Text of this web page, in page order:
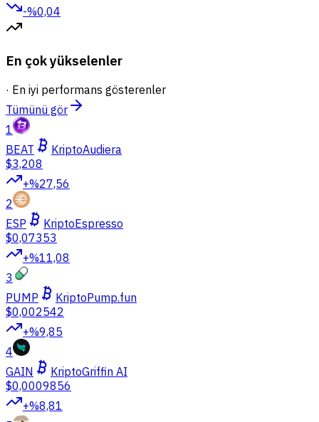
-%0,04
En çok yükselenler
· En iyi performans gösterenler
Tümünü gör
1
BEAT
KriptoAudiera
$3,208
+%27,56
2
ESP
KriptoEspresso
$0,07353
+%11,08
3
PUMP
KriptoPump.fun
$0,002542
+%9,85
4
GAIN
KriptoGriffin AI
$0,0009856
+%8,81